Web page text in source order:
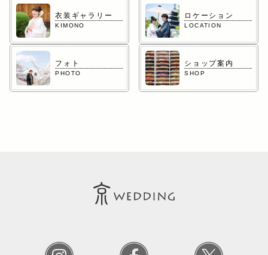
衣装ギャラリー
KIMONO
ロケーション
LOCATION
フォト
PHOTO
ショップ案内
SHOP